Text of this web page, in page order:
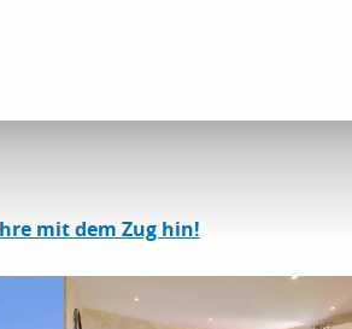
mit dem Zug hin!